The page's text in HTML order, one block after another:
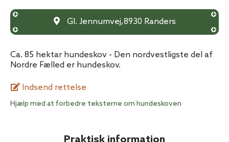
Gl. Jennumvej,8930 Randers
Ca. 85 hektar hundeskov - Den nordvestligste del af
Nordre Fælled er hundeskov.
Indsend rettelse
Hjælp med at forbedre teksterne om hundeskoven